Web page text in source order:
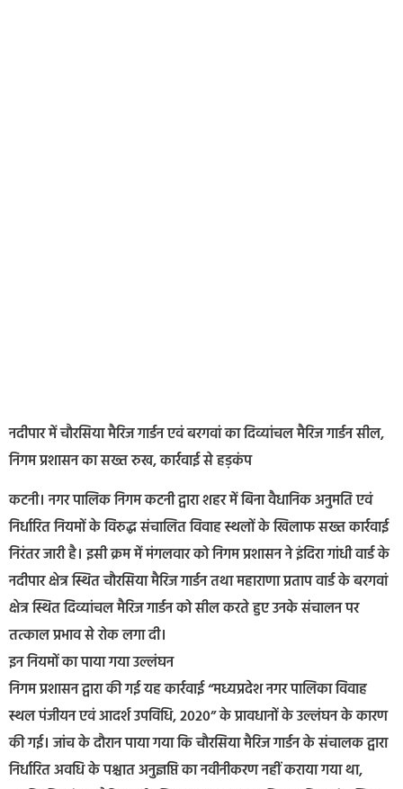
नदीपार में चौरसिया मैरिज गार्डन एवं बरगवां का दिव्यांचल मैरिज गार्डन सील,
निगम प्रशासन का सख्त रुख, कार्रवाई से हड़कंप
कटनी। नगर पालिक निगम कटनी द्वारा शहर में बिना वैधानिक अनुमति एवं
निर्धारित नियमों के विरुद्ध संचालित विवाह स्थलों के खिलाफ सख्त कार्रवाई
निरंतर जारी है। इसी क्रम में मंगलवार को निगम प्रशासन ने इंदिरा गांधी वार्ड के
नदीपार क्षेत्र स्थित चौरसिया मैरिज गार्डन तथा महाराणा प्रताप वार्ड के बरगवां
क्षेत्र स्थित दिव्यांचल मैरिज गार्डन को सील करते हुए उनके संचालन पर
तत्काल प्रभाव से रोक लगा दी।
इन नियमों का पाया गया उल्लंघन
निगम प्रशासन द्वारा की गई यह कार्रवाई “मध्यप्रदेश नगर पालिका विवाह
स्थल पंजीयन एवं आदर्श उपविधि, 2020” के प्रावधानों के उल्लंघन के कारण
की गई। जांच के दौरान पाया गया कि चौरसिया मैरिज गार्डन के संचालक द्वारा
निर्धारित अवधि के पश्चात अनुज्ञप्ति का नवीनीकरण नहीं कराया गया था,